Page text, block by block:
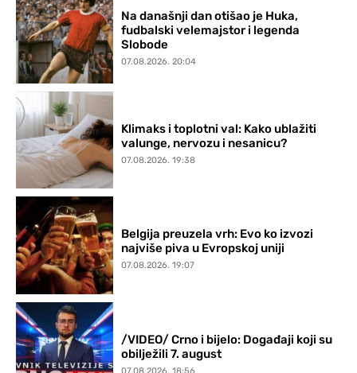
Na današnji dan otišao je Huka,
fudbalski velemajstor i legenda
Slobode
07.08.2026. 20:04
Klimaks i toplotni val: Kako ublažiti
valunge, nervozu i nesanicu?
07.08.2026. 19:38
Belgija preuzela vrh: Evo ko izvozi
najviše piva u Evropskoj uniji
07.08.2026. 19:07
/VIDEO/ Crno i bijelo: Događaji koji su
obilježili 7. august
07.08.2026. 18:56